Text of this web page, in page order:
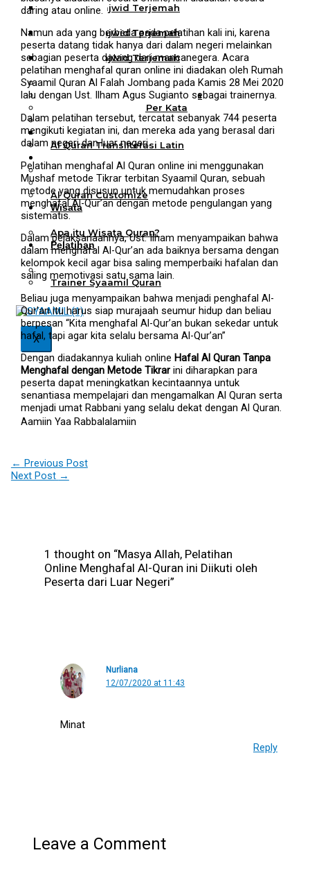
Al Quran Tajwid Terjemah
Al Quran Tajwid Terjemah
Bukhara A5
Al Quran Tajwid Terjemah
Bukhara B5
Al Quran Spesial Wanita
Al Quran Spesial Wanita Azalia
Al Quran Terjemah Per Kata
Al Quran Tilawah
Mushaf Tilawah Quba
Al Quran Transliterasi Latin
Rumah Syaamil
Wholesale & Retail
Al Quran Customize
Wisata
Quran
Apa itu Wisata Quran?
Pelatihan
Kequranan
Apa itu Pelatihan Quran?
Trainer Syaamil Quran
X
daring atau online.
Namun ada yang berbeda pada pelatihan kali ini, karena
peserta datang tidak hanya dari dalam negeri melainkan
sebagian peserta datang dari mancanegera. Acara
pelatihan menghafal quran online ini diadakan oleh Rumah
Syaamil Quran Al Falah Jombang pada Kamis 28 Mei 2020
lalu dengan Ust. Ilham Agus Sugianto sebagai trainernya.
Dalam pelatihan tersebut, tercatat sebanyak 744 peserta
mengikuti kegiatan ini, dan mereka ada yang berasal dari
dalam negeri dan luar negeri.
Pelatihan menghafal Al Quran online ini menggunakan
Mushaf metode Tikrar terbitan Syaamil Quran, sebuah
metode yang disusun untuk memudahkan proses
menghafal Al-Qur’an dengan metode pengulangan yang
sistematis.
Dalam pelaksanaannya, Ust. Ilham menyampaikan bahwa
dalam menghafal Al-Qur’an ada baiknya bersama dengan
kelompok kecil agar bisa saling memperbaiki hafalan dan
saling memotivasi satu sama lain.
Beliau juga menyampaikan bahwa menjadi penghafal Al-
Qur’an itu harus siap murajaah seumur hidup dan beliau
berpesan “Kita menghafal Al-Qur’an bukan sekedar untuk
hafal, tapi agar kita selalu bersama Al-Qur’an”
Dengan diadakannya kuliah online Hafal Al Quran Tanpa
Menghafal dengan Metode Tikrar ini diharapkan para
peserta dapat meningkatkan kecintaannya untuk
senantiasa mempelajari dan mengamalkan Al Quran serta
menjadi umat Rabbani yang selalu dekat dengan Al Quran.
Aamiin Yaa Rabbalalamiin
← Previous Post
Next Post →
1 thought on “Masya Allah, Pelatihan
Online Menghafal Al-Quran ini Diikuti oleh
Peserta dari Luar Negeri”
Nurliana
12/07/2020 at 11:43
Minat
Reply
Leave a Comment